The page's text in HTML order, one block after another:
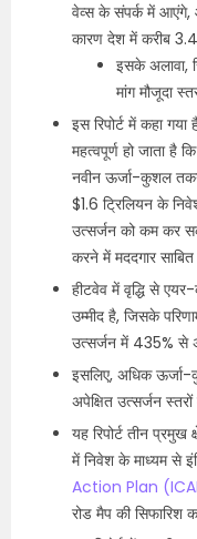
वेव्स के संपर्क में आएंगे,
कारण देश में करीब 3.4
इसके अलावा,
मांग मौजूदा
इस रिपोर्ट में कहा
महत्वपूर्ण हो जाता है
नवीन ऊर्जा-कुशल
$1.6 ट्रिलियन के
उत्सर्जन को कम कर
करने में मददगार
हीटवेव में वृद्धि से
उम्मीद है, जिसके
उत्सर्जन में 435% से
इसलिए, अधिक
अपेक्षित उत्सर्जन
यह रिपोर्ट तीन
में निवेश के माध्यम से
Action Plan
रोड मैप की सिफारिश